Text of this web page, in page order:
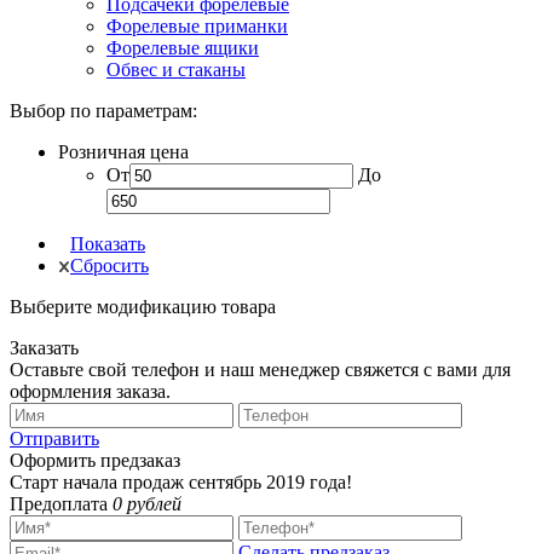
Форелевые приманки
Форелевые ящики
Обвес и стаканы
Выбор по параметрам:
Розничная цена
От
До
Показать
Сбросить
Выберите модификацию товара
Заказать
Оставьте свой телефон и наш менеджер свяжется с вами для
оформления заказа.
Отправить
Оформить предзаказ
Старт начала продаж сентябрь 2019 года!
Предоплата 0 рублей